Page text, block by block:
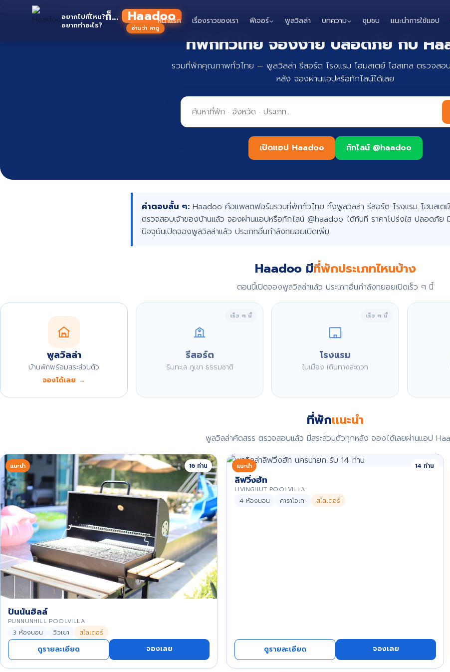
Skip to content
อยากไปที่ไหน?
อยากทำอะไร?
ก็... H
อ่านว่า หาดู
หน้าแรก เรื่องราวของเรา ฟีเจอร์ พูลวิลล่า บทความ ชุมชน แนะนำการใช้แอป
ที่พักทั่วไทย จองง่าย ปลอดภัย กับ
รวมที่พักคุณภาพทั่วไทย — พูลวิลล่า รีสอร์ต โรงแรม โฮมสเตย์ โฮสเทล ตรวจสอบ
หลัง จองผ่านแอปหรือทักไลน์ได้เลย
เปิดแอป Haadoo ทักไลน์ @haadoo
คำตอบสั้น ๆ: Haadoo คือแพลตฟอร์มรวมที่พักทั่วไทย ทั้งพูลวิลล่า รีสอร์ต โรงแรม โฮมสเต
ตรวจสอบเจ้าของบ้านแล้ว จองผ่านแอปหรือทักไลน์ @haadoo ได้ทันที ราคาโปร่งใส ปลอดภัย
ปัจจุบันเปิดจองพูลวิลล่าแล้ว ประเภทอื่นกำลังทยอยเปิดเพิ่ม
Haadoo มีที่พักประเภทไหนบ้าง
ตอนนี้เปิดจองพูลวิลล่าแล้ว ประเภทอื่นกำลังทยอยเปิดเร็ว ๆ นี้
พูลวิลล่า
บ้านพักพร้อมสระส่วนตัว
จองได้เลย →
เร็ว ๆ นี้
รีสอร์ต
ริมทะเล ภูเขา ธรรมชาติ
เร็ว ๆ นี้
โรงแรม
ในเมือง เดินทางสะดวก
ที่พักแนะนำ
พูลวิลล่าคัดสรร ตรวจสอบแล้ว มีสระส่วนตัวทุกหลัง จองได้เลยผ่านแอป
แนะนำ 16 ท่าน
ปันนันฮิลล์
PUNNUNHILL POOLVILLA
3 ห้องนอน วิวเขา สไลเดอร์
ดูรายละเอียด จองเลย
แนะนำ 14 ท่าน
ลิฟวิ่งฮัท
LIVINGHUT POOLVILLA
4 ห้องนอน คาราโอเกะ สไลเดอร์
ดูรายละเอียด จองเลย